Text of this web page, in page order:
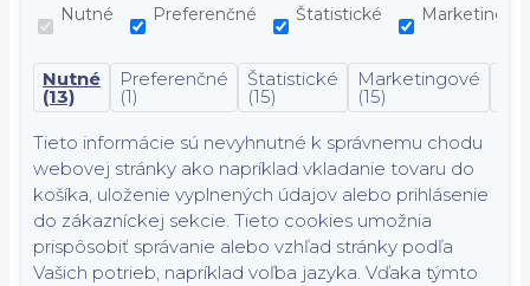
Nutné Preferenčné Štatistické
Nutné
(13)
Preferenčné
(1)
Štatistické
(15)
Marketingové
(15)
Tieto informácie sú nevyhnutné k správnemu chodu
webovej stránky ako napríklad vkladanie tovaru do
košíka, uloženie vyplnených údajov alebo prihlásenie
do zákazníckej sekcie. Tieto cookies umožnia
prispôsobiť správanie alebo vzhľad stránky podľa
Vašich potrieb, napríklad voľba jazyka. Vďaka týmto